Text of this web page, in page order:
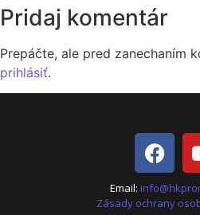
Pridaj komentár
Prepáčte, ale pred zanechaním
prihlásiť.
Email:
Zásady ochrany